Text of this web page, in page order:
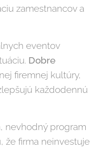
zamestnancov a
eventov
Dobre
firemnej kultúry,
každodennú
nevhodný program
že firma neinvestuje